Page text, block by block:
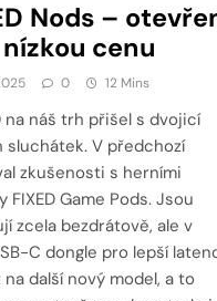
Nods –
cenu
0 12 Mins
na náš trh přišel s dvojicí
sluchátek. V předchozí
zkušenosti s herními
Game Pods. Jsou
zcela bezdrátově, ale v
C dongle pro lepší
další nový model, a to